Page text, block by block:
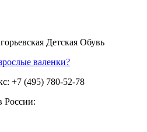
Детская Обувь
валенки?
+7 (495) 780-52-78
России: